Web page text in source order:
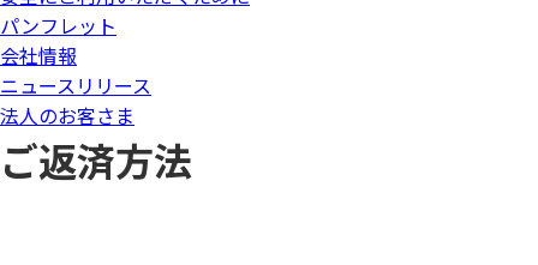
パンフレット
会社情報
ニュースリリース
法人のお客さま
ご返済方法